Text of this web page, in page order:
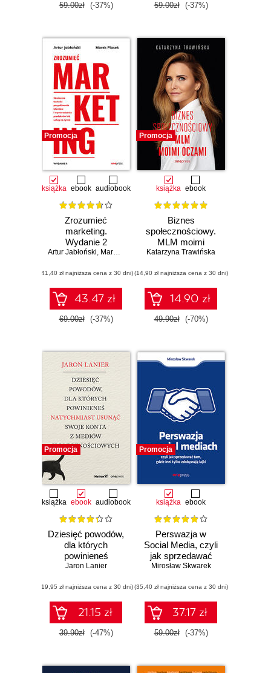
59.00zł (-37%) 59.00zł (-37%)
Promocja
książka ebook audiobook
Zrozumieć
marketing.
Wydanie 2
Artur Jabłoński, Marek Piasek
(41,40 zł najniższa cena z 30 dni)
43.47 zł
69.00zł (-37%)
Promocja
książka ebook
Biznes
społecznościowy.
MLM moimi
oczami (b2b)
Katarzyna Trawińska
(14,90 zł najniższa cena z 30 dni)
14.90 zł
49.90zł (-70%)
Promocja
książka ebook audiobook
Dziesięć powodów,
dla których
powinieneś
natychmiast
konta z mediów
społecznościowych
Jaron Lanier
(19,95 zł najniższa cena z 30 dni)
21.15 zł
39.90zł (-47%)
Promocja
książka ebook
Perswazja w
Social Media, czyli
jak sprzedawać
tam, gdzie inni
lajki
Mirosław Skwarek
(35,40 zł najniższa cena z 30 dni)
37.17 zł
59.00zł (-37%)